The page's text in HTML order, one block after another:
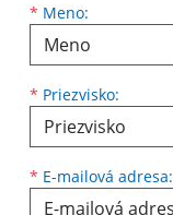
* Meno:
Meno
* Priezvisko:
Priezvisko
* E-mailová adresa:
E-mailová adresa